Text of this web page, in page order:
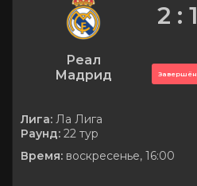
Реал
Мадрид
2 : 1
Завершён
Лига: Ла Лига
Раунд: 22 тур
Время: воскресенье, 16:00